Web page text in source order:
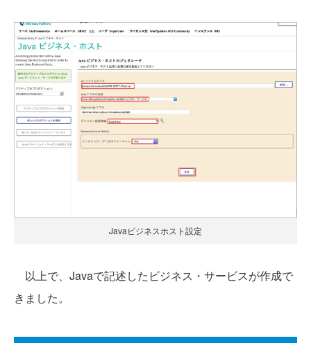
Javaビジネスホスト設定
以上で、Javaで記述したビジネス・サービスが作成で
きました。